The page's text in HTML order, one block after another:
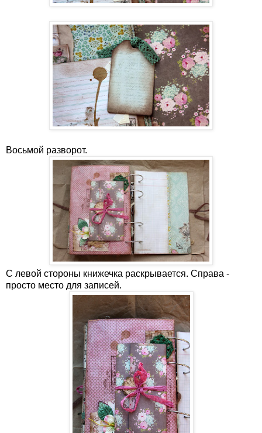
Восьмой разворот.
С левой стороны книжечка раскрывается. Справа -
просто место для записей.